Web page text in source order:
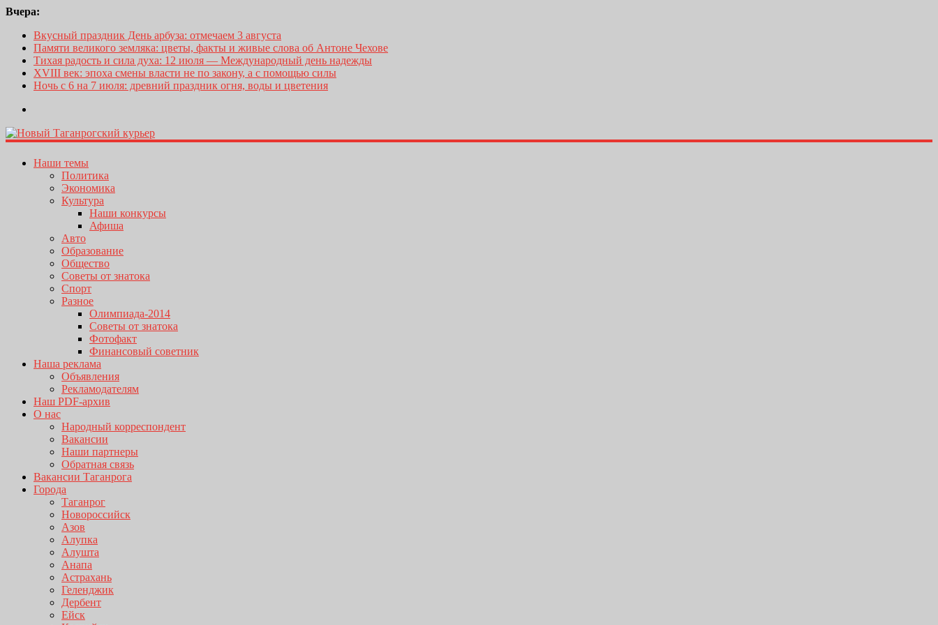
Вчера:
Вкусный праздник День арбуза: отмечаем 3 августа
Памяти великого земляка: цветы, факты и живые слова об Антоне Чехове
Тихая радость и сила духа: 12 июля — Международный день надежды
XVIII век: эпоха смены власти не по закону, а с помощью силы
Ночь с 6 на 7 июля: древний праздник огня, воды и цветения
Наши темы
Политика
Экономика
Культура
Наши конкурсы
Афиша
Авто
Образование
Общество
Советы от знатока
Спорт
Разное
Олимпиада-2014
Советы от знатока
Фотофакт
Финансовый советник
Наша реклама
Объявления
Рекламодателям
Наш PDF-архив
О нас
Народный корреспондент
Вакансии
Наши партнеры
Обратная связь
Вакансии Таганрога
Города
Таганрог
Новороссийск
Азов
Алупка
Алушта
Анапа
Астрахань
Геленджик
Дербент
Ейск